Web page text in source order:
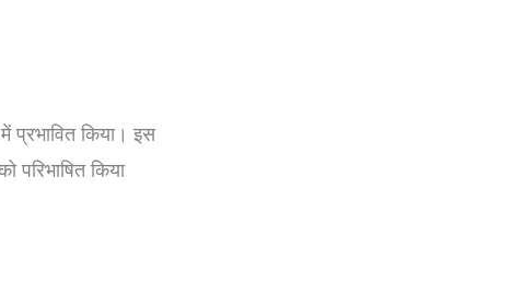
प्रभावित किया। इस
परिभाषित किया